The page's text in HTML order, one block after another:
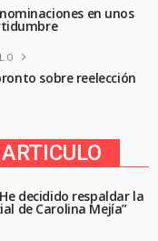
en unos
sobre reelección
decidido respaldar la
de Carolina Mejía”